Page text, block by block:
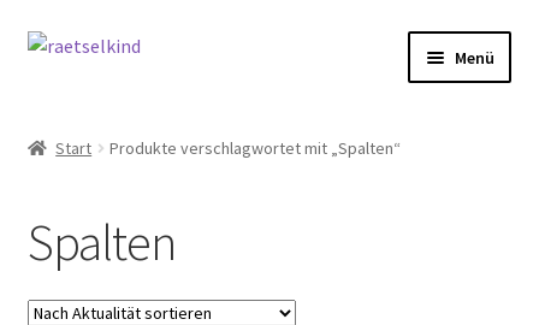
Zur
Zum
Menü
Cookie-Richtlinie (EU)
Datenschutzbelehrung
Start Produkte verschlagwortet mit „Spalten“
Spalten